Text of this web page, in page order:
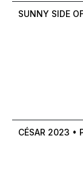
SUNNY SIDE
CÉSAR 2023 •